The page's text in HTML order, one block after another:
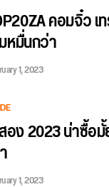
คอมจิ๋ว เ
หมื่นกว่า
1, 2023
ง 2023 น่าซื้อมั้
1, 2023